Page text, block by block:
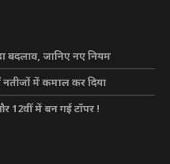
बदलाव, जानिए नए नियम
नतीजों में कमाल कर दिया
12वीं में बन गई टॉपर !